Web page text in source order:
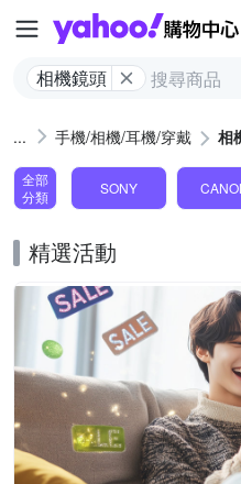
相機鏡頭
手機/相機/耳機/穿戴 相
全部
分類
SONY
精選活動